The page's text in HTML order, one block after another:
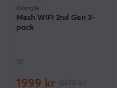
Google
Mesh WiFi 2nd Gen 3-
pack
(2)
1999 kr